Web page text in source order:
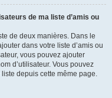
de ma liste d’amis ou
de deux manières. Dans le
dans votre liste d’amis ou
vous pouvez ajouter
d’utilisateur. Vous pouvez
depuis cette même page.